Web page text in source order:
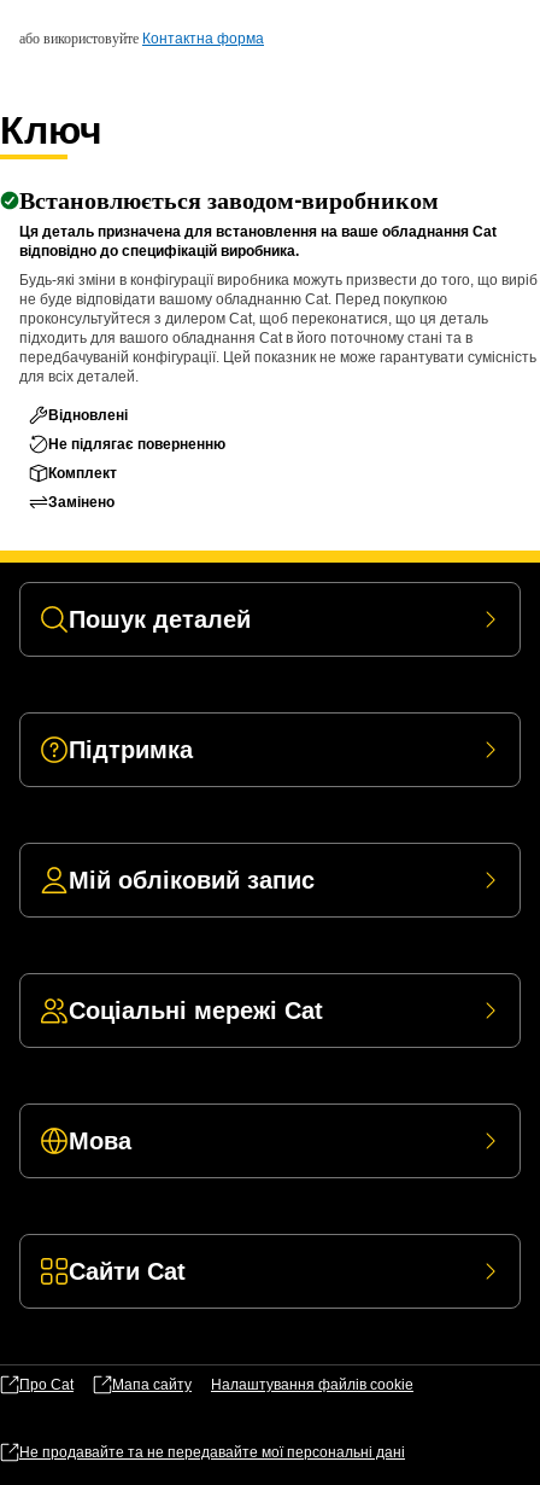
або використовуйте Контактна форма
Ключ
Встановлюється заводом-виробником
Ця деталь призначена для встановлення на ваше обладнання Cat
відповідно до специфікацій виробника.
Будь-які зміни в конфігурації виробника можуть призвести до того, що виріб
не буде відповідати вашому обладнанню Cat. Перед покупкою
проконсультуйтеся з дилером Cat, щоб переконатися, що ця деталь
підходить для вашого обладнання Cat в його поточному стані та в
передбачуваній конфігурації. Цей показник не може гарантувати сумісність
для всіх деталей.
Відновлені
Не підлягає поверненню
Комплект
Замінено
Пошук деталей
Підтримка
Мій обліковий запис
Соціальні мережі Cat
Мова
Сайти Cat
Про Cat Мапа сайту Налаштування файлів​ cookie
Не продавайте та не передавайте мої персональні дані